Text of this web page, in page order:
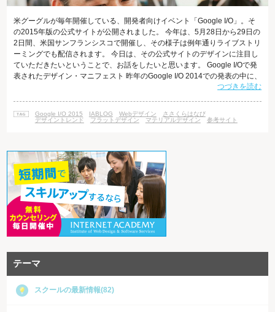
米グーグルが毎年開催している、開発者向けイベント「Google I/O」。そ
の2015年版の公式サイトが公開されました。 今年は、5月28日から29日の
2日間、米国サンフランシスコで開催し、その様子は例年通りライブストリ
ーミングでも配信されます。 今日は、その公式サイトのデザインに注目し
ていただきたいということで、お話をしたいと思います。 Google I/Oで発
表されたデザイン・マニフェスト 昨年のGoogle I/O 2014での発表の中に、
「マテリアルデザイン（英： Material Design）」というガイドラインの発
バイスであっても統一感のある体験をユーザーにもたらすことができる、
シンプルで明るく、クリアなデザ
つづきを読む
Google I/O 2015 IABLOG Webデザイン
ささくらはなび
デザイントレンド
フラットデザイン マテリアルデザイン 参考サイト
テーマ
スクールの最新情報(82)